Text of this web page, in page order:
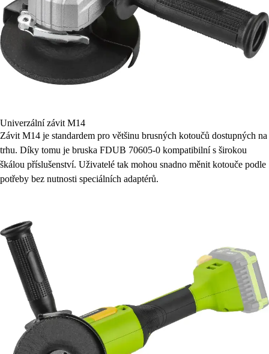
Univerzální závit M14
Závit M14 je standardem pro většinu brusných kotoučů dostupných na
trhu. Díky tomu je bruska FDUB 70605-0 kompatibilní s širokou
škálou příslušenství. Uživatelé tak mohou snadno měnit kotouče podle
potřeby bez nutnosti speciálních adaptérů.